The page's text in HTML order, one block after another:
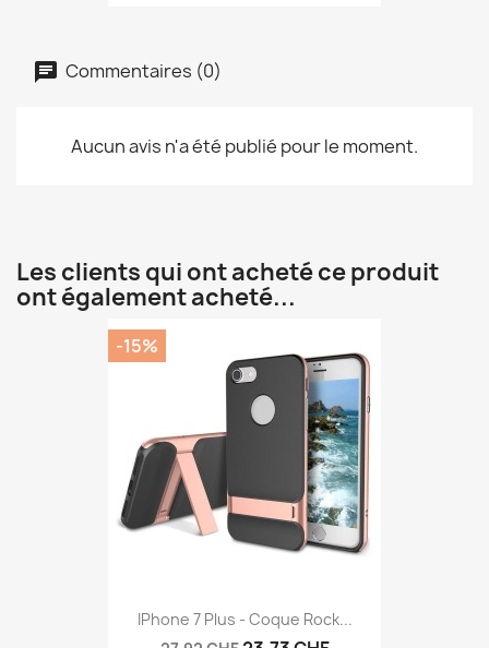
Commentaires (0)
Aucun avis n'a été publié pour le moment.
Les clients qui ont acheté ce produit
ont également acheté...
IPhone 7 Plus - Coque Rock...
-15%